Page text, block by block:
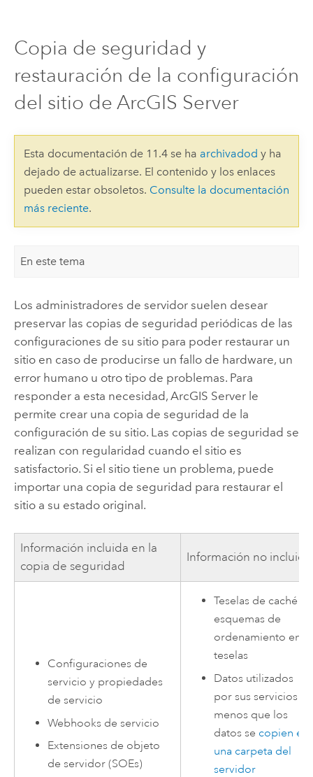
Copia de seguridad y
restauración de la configuración
del sitio de ArcGIS Server
Esta documentación de 11.4 se ha archivadod y ha
dejado de actualizarse. El contenido y los enlaces
pueden estar obsoletos. Consulte la documentación
más reciente.
En este tema
Los administradores de servidor suelen desear
preservar las copias de seguridad periódicas de las
configuraciones de su sitio para poder restaurar un
sitio en caso de producirse un fallo de hardware, un
error humano u otro tipo de problemas. Para
responder a esta necesidad, ArcGIS Serverle
permite crear una copia de seguridad de la
configuración de su sitio. Las copias de seguridad se
realizan con regularidad cuando el sitio es
satisfactorio. Si el sitio tiene un problema, puede
importar una copia de seguridad para restaurar el
sitio a su estado original.
Información incluida en la
copia de seguridad
Información no incluida
Configuraciones de
servicio y propiedades
de servicio
Webhooks de servicio
Extensiones de objeto
de servidor (SOEs)
Teselas de caché y
esquemas de
ordenamiento en
teselas
Datos utilizados
por sus servicios (a
menos que los
datos se copien en
una carpeta del
servidor